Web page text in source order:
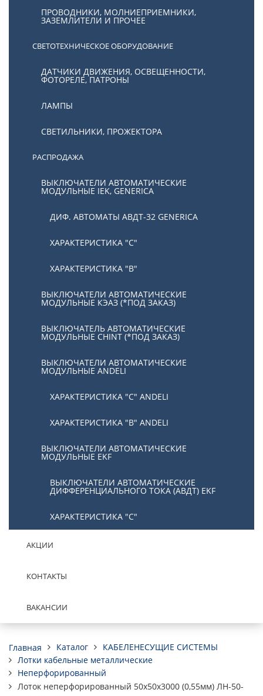
ПРОВОДНИКИ, МОЛНИЕПРИЕМНИКИ,
ЗАЗЕМЛИТЕЛИ И ПРОЧЕЕ
СВЕТОТЕХНИЧЕСКОЕ ОБОРУДОВАНИЕ
ДАТЧИКИ ДВИЖЕНИЯ, ОСВЕЩЕННОСТИ,
ФОТОРЕЛЕ, ПАТРОНЫ
ЛАМПЫ
СВЕТИЛЬНИКИ, ПРОЖЕКТОРА
РАСПРОДАЖА
ВЫКЛЮЧАТЕЛИ АВТОМАТИЧЕСКИЕ
МОДУЛЬНЫЕ IEK, GENERICA
ДИФ. АВТОМАТЫ АВДТ-32 GENERICA
ХАРАКТЕРИСТИКА "С"
ХАРАКТЕРИСТИКА "В"
ВЫКЛЮЧАТЕЛИ АВТОМАТИЧЕСКИЕ
МОДУЛЬНЫЕ КЭАЗ (*ПОД ЗАКАЗ)
ВЫКЛЮЧАТЕЛЬ АВТОМАТИЧЕСКИЕ
МОДУЛЬНЫЕ CHINT (*ПОД ЗАКАЗ)
ВЫКЛЮЧАТЕЛИ АВТОМАТИЧЕСКИЕ
МОДУЛЬНЫЕ ANDELI
ХАРАКТЕРИСТИКА "C" ANDELI
ХАРАКТЕРИСТИКА "B" ANDELI
ВЫКЛЮЧАТЕЛИ АВТОМАТИЧЕСКИЕ
МОДУЛЬНЫЕ EKF
ВЫКЛЮЧАТЕЛИ АВТОМАТИЧЕСКИЕ
ДИФФЕРЕНЦИАЛЬНОГО ТОКА (АВДТ) EKF
ХАРАКТЕРИСТИКА "С"
АКЦИИ
КОНТАКТЫ
ВАКАНСИИ
Главная Каталог
КАБЕЛЕНЕСУЩИЕ СИСТЕМЫ
Лотки кабельные металлические
Неперфорированный
Лоток неперфорированный 50х50х3000 (0,55мм) ЛН-50-